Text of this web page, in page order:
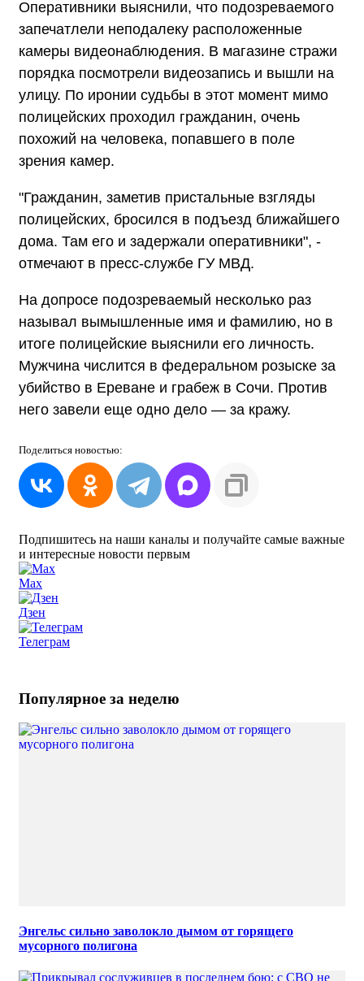
Оперативники выяснили, что подозреваемого
запечатлели неподалеку расположенные
камеры видеонаблюдения. В магазине стражи
порядка посмотрели видеозапись и вышли на
улицу. По иронии судьбы в этот момент мимо
полицейских проходил гражданин, очень
похожий на человека, попавшего в поле
зрения камер.
"Гражданин, заметив пристальные взгляды
полицейских, бросился в подъезд ближайшего
дома. Там его и задержали оперативники", -
отмечают в пресс-службе ГУ МВД.
На допросе подозреваемый несколько раз
называл вымышленные имя и фамилию, но в
итоге полицейские выяснили его личность.
Мужчина числится в федеральном розыске за
убийство в Ереване и грабеж в Сочи. Против
него завели еще одно дело — за кражу.
Поделиться новостью:
Подпишитесь на наши каналы и получайте самые важные
и интересные новости первым
Max
Дзен
Телеграм
Популярное за неделю
Энгельс сильно заволокло дымом от горящего
мусорного полигона